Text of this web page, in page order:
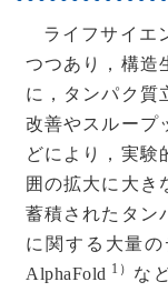
ライフサイエ
つつあり，構造
に，タンパク質
改善やスループ
どにより，実験
囲の拡大に大き
蓄積されたタン
に関する大量
AlphaFold 1） な